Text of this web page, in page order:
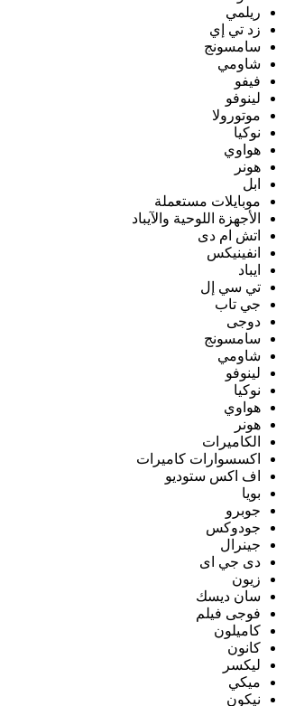
ريلمي
زد تي إي
سامسونج
شاومي
فيفو
لينوفو
موتورولا
نوكيا
هواوي
هونر
ابل
موبايلات مستعملة
الأجهزة اللوحية والآيباد
اتش ام دى
انفينيكس
ايباد
تي سي إل
جي تاب
دوجى
سامسونج
شاومي
لينوفو
نوكيا
هواوي
هونر
الكاميرات
اكسسوارات كاميرات
اف اكس ستوديو
بويا
جوبرو
جودوكس
جينرال
دى جي اى
زيون
سان ديسك
فوجى فيلم
كاميلون
كانون
ليكسر
ميكي
نيكون